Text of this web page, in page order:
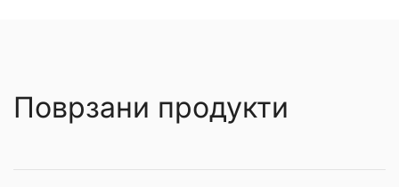
Поврзани продукти